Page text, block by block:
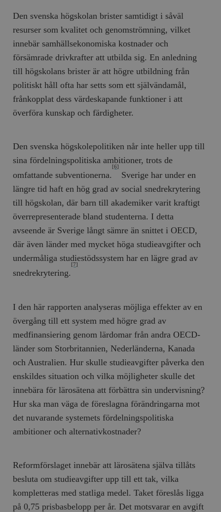
Den svenska högskolan brister samtidigt i såväl
resurser som kvalitet och genomströmning, vilket
innebär samhällsekonomiska kostnader och
försämrade drivkrafter att utbilda sig. En anledning
till högskolans brister är att högre utbildning från
politiskt håll ofta har setts som ett självändamål,
frånkopplat dess värdeskapande funktioner i att
överföra kunskap och färdigheter.
Den svenska högskolepolitiken når inte heller upp till
sina fördelningspolitiska ambitioner, trots de
omfattande subventionerna.
[6]
Sverige har under en
längre tid haft en hög grad av social snedrekrytering
till högskolan, där barn till akademiker varit kraftigt
överrepresenterade bland studenterna. I detta
avseende är Sverige långt sämre än snittet i OECD,
där även länder med mycket höga studieavgifter och
undermåliga studiestödssystem har en lägre grad av
snedrekrytering.
[7]
I den här rapporten analyseras möjliga effekter av en
övergång till ett system med högre grad av
medfinansiering genom lärdomar från andra OECD-
länder som Storbritannien, Nederländerna, Kanada
och Australien. Hur skulle studieavgifter påverka den
enskildes situation och vilka möjligheter skulle det
innebära för lärosätena att förbättra sin undervisning?
Hur ska man väga de föreslagna förändringarna mot
det nuvarande systemets fördelningspolitiska
ambitioner och alternativkostnader?
Reformförslaget innebär att lärosätena själva tillåts
besluta om studieavgifter upp till ett tak, vilka
kompletteras med statliga medel. Taket föreslås ligga
på 0,75 prisbasbelopp per år. Det motsvarar en avgift